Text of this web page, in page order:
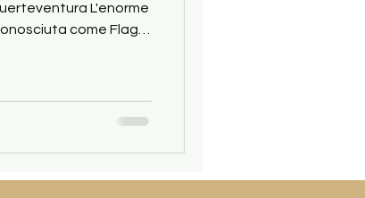
L'enorme
come Flag
passeggiando
tem